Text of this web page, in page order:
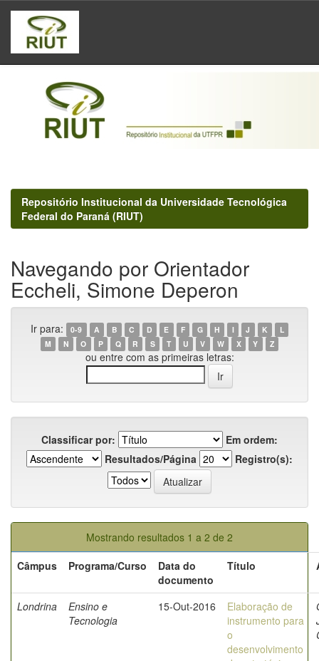
Skip
navigation
Repositório Institucional da Universidade Tecnológica
Federal do Paraná (RIUT)
Navegando por Orientador
Eccheli, Simone Deperon
Ir para: 0-9 A B C D E F G H I J K
L
M
N O P Q R S T U V W X Y Z
ou entre com as primeiras letras:
Classificar por:
Em ordem:
Resultados/Página
Registro(s):
Mostrando resultados 1 a 2 de 2
Câmpus
Programa/Curso
Data do
documento
Título
Londrina
Ensino e
Tecnologia
15-Out-2016
Elaboração de
instrumento para
o
desenvolvimento